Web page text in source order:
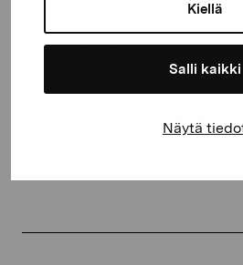
Kiellä
Salli kaikki
Näytä
proartibus@proartibus.fi
+358 (0)50 371 6339